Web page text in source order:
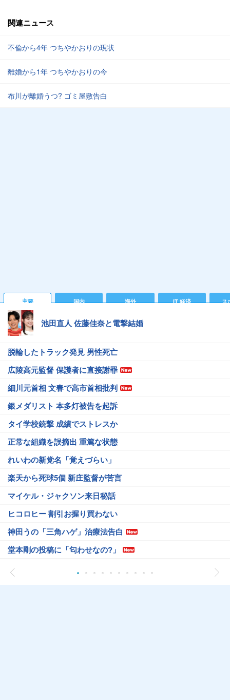
関連ニュース
不倫から4年 つちやかおりの現状
離婚から1年 つちやかおりの今
布川が離婚うつ? ゴミ屋敷告白
主要 国内 海外 IT 経済 ス
池田直人 佐藤佳奈と電撃結婚
脱輪したトラック発見 男性死亡
広陵高元監督 保護者に直接謝罪
細川元首相 文春で高市首相批判
銀メダリスト 本多灯被告を起訴
タイ学校銃撃 成績でストレスか
正常な組織を誤摘出 重篤な状態
れいわの新党名「覚えづらい」
楽天から死球5個 新庄監督が苦言
マイケル・ジャクソン来日秘話
ヒコロヒー 割引お握り買わない
神田うの「三角ハゲ」治療法告白
堂本剛の投稿に「匂わせなの?」